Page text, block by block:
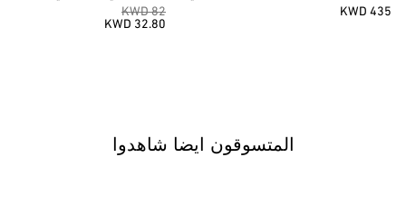
82 KWD
32.80 KWD
435 KWD
المتسوقون ايضا شاهدوا